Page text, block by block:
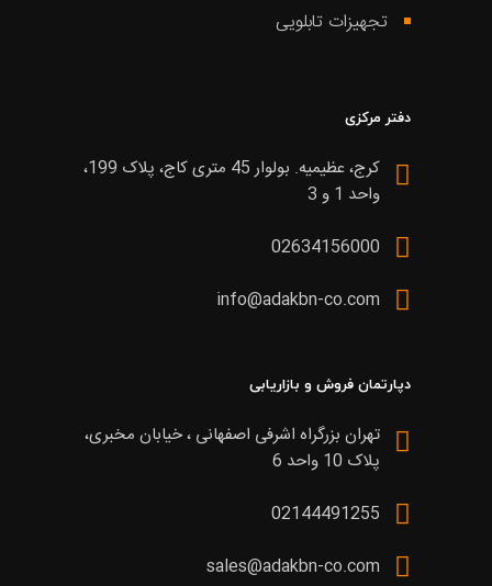
تجهیزات تابلویی
دفتر مرکزی
کرج، عظیمیه. بولوار 45 متری کاج، پلاک 199،
واحد 1 و 3
02634156000
info@adakbn-co.com
دپارتمان فروش و بازاریابی
تهران بزرگراه اشرفی اصفهانی ، خیابان مخبری،
پلاک 10 واحد 6
02144491255
sales@adakbn-co.com